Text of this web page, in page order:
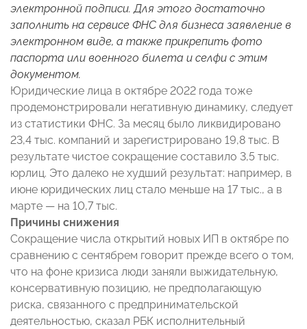
электронной подписи. Для этого достаточно
заполнить на сервисе ФНС для бизнеса заявление в
электронном виде, а также прикрепить фото
паспорта или военного билета и селфи с этим
документом.
Юридические лица в октябре 2022 года тоже
продемонстрировали негативную динамику, следует
из статистики ФНС. За месяц было ликвидировано
23,4 тыс. компаний и зарегистрировано 19,8 тыс. В
результате чистое сокращение составило 3,5 тыс.
юрлиц. Это далеко не худший результат: например, в
июне юридических лиц стало меньше на 17 тыс., а в
марте — на 10,7 тыс.
Причины снижения
Сокращение числа открытий новых ИП в октябре по
сравнению с сентябрем говорит прежде всего о том,
что на фоне кризиса люди заняли выжидательную,
консервативную позицию, не предполагающую
риска, связанного с предпринимательской
деятельностью, сказал РБК исполнительный